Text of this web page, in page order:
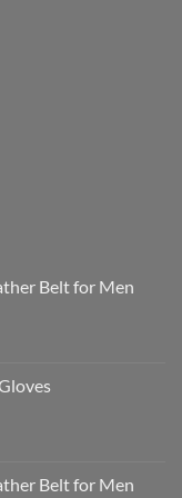
Belt for Men
Belt for Men